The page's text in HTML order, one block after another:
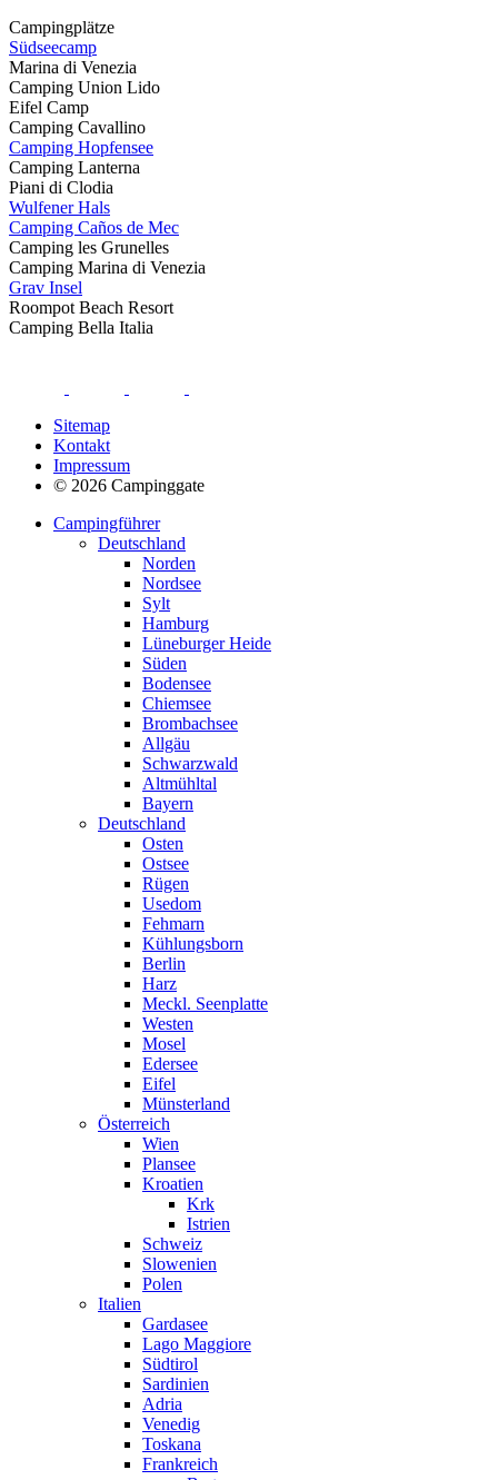
Campingplätze
Südseecamp
Marina di Venezia
Camping Union Lido
Eifel Camp
Camping Cavallino
Camping Hopfensee
Camping Lanterna
Piani di Clodia
Wulfener Hals
Camping Caños de Mec
Camping les Grunelles
Camping Marina di Venezia
Grav Insel
Roompot Beach Resort
Camping Bella Italia
Sitemap
Kontakt
Impressum
© 2026 Campinggate
Campingführer
Deutschland
Norden
Nordsee
Sylt
Hamburg
Lüneburger Heide
Süden
Bodensee
Chiemsee
Brombachsee
Allgäu
Schwarzwald
Altmühltal
Bayern
Deutschland
Osten
Ostsee
Rügen
Usedom
Fehmarn
Kühlungsborn
Berlin
Harz
Meckl. Seenplatte
Westen
Mosel
Edersee
Eifel
Münsterland
Österreich
Wien
Plansee
Kroatien
Krk
Istrien
Schweiz
Slowenien
Polen
Italien
Gardasee
Lago Maggiore
Südtirol
Sardinien
Adria
Venedig
Toskana
Frankreich